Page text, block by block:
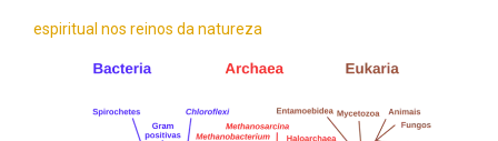
espiritual nos reinos da natureza